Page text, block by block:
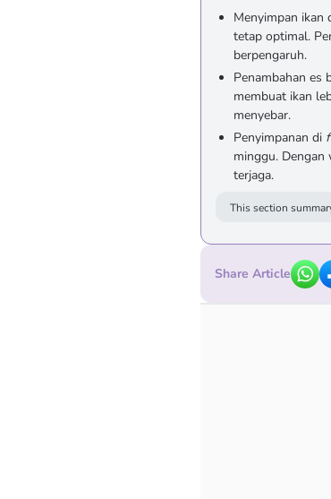
Menyimpan ikan
tetap optimal.
berpengaruh.
Penambahan es
membuat ikan
menyebar.
Penyimpanan di
minggu. Dengan
terjaga.
This section
Share Article